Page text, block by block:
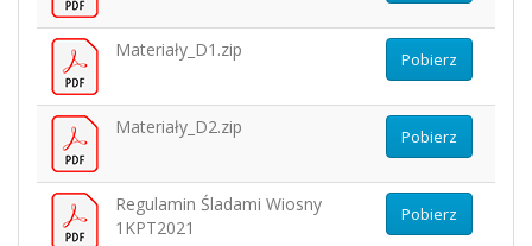
Materiały_D1.zip Pobierz
Materiały_D2.zip Pobierz
Regulamin Śladami Wiosny
1KPT2021
Pobierz